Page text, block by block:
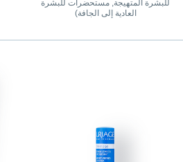
للبشرة المتهيجة, مستحضرات للبشرة
العادية إلى الجافة)